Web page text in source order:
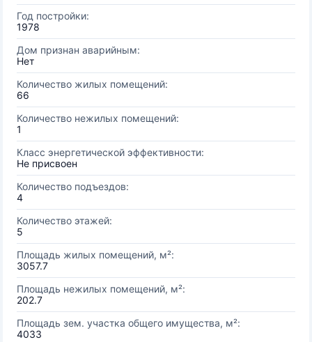
Год постройки:
1978
Дом признан аварийным:
Нет
Количество жилых помещений:
66
Количество нежилых помещений:
1
Класс энергетической эффективности:
Не присвоен
Количество подъездов:
4
Количество этажей:
5
Площадь жилых помещений, м²:
3057.7
Площадь нежилых помещений, м²:
202.7
Площадь зем. участка общего имущества, м²:
4033